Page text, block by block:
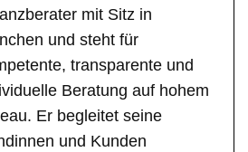
mit Sitz in
und steht für
transparente und
Beratung auf hohem
Er begleitet seine
und Kunden